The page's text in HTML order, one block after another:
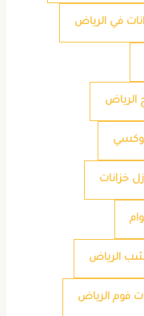
في الرياض
خزانات
الرياض
فوم الرياض